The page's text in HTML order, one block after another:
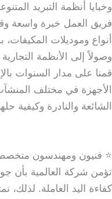
وخبايا أنظمة التبريد
فريق العمل خبرة واسعة
أنواع وموديلات المكيفات،
وصولاً إلى الأنظمة
قمنا على مدار السنوات
الأجهزة في مختلف
الشائعة والنادرة وكيفية
⭐ فنيون ومهندسون
تؤمن شركة العالمية بأن
كفاءة اليد العاملة. لذلك،